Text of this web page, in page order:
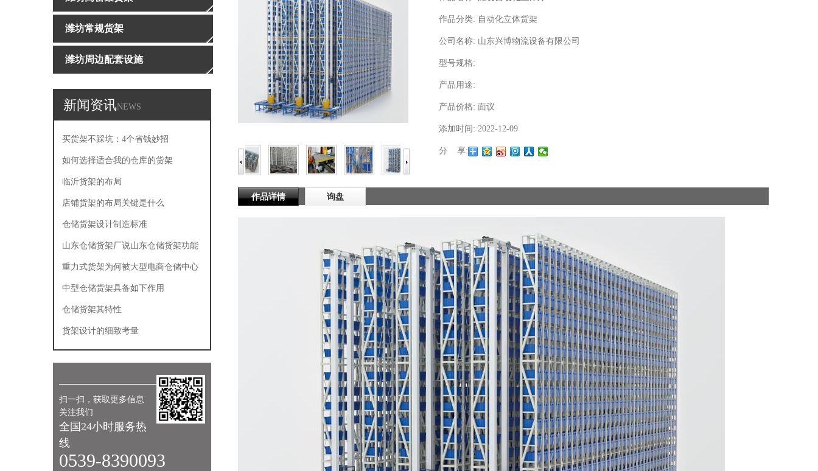
潍坊常规货架
潍坊周边配套设施
新闻资讯NEWS
买货架不踩坑：4个省钱妙招
如何选择适合我的仓库的货架
临沂货架的布局
店铺货架的布局关键是什么
仓储货架设计制造标准
山东仓储货架厂说山东仓储货架功能
有哪些
重力式货架为何被大型电商仓储中心
使用
中型仓储货架具备如下作用
仓储货架其特性
货架设计的细致考量
扫一扫，获取更多信息
关注我们
全国24小时服务热
线
0539-8390093
作品分类: 自动化立体货架
公司名称: 山东兴博物流设备有限公司
型号规格:
产品用途:
产品价格: 面议
添加时间: 2022-12-09
分 享:
作品详情 询盘